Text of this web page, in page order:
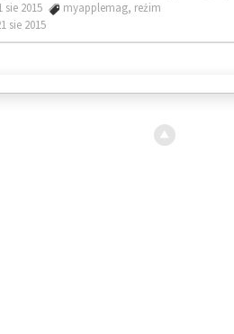
2015
myapplemag, reżim
sie 2015